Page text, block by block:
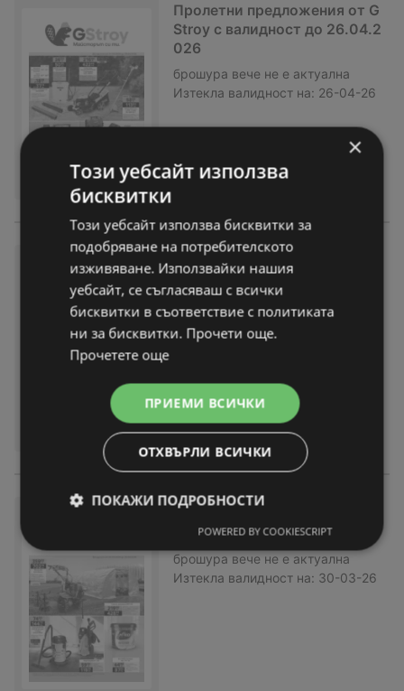
Пролетни предложения от G
Stroy с валидност до 26.04.2
026
брошура вече не е актуална
Изтекла валидност на: 26-04-26
Предложения от GStroy с ва
брошура вече не е актуална
Изтекла валидност на:
Предложения от GStroy с ва
лидност до 30.03.2026
брошура вече не е актуална
Изтекла валидност на: 30-03-26
×
Този уебсайт използва
бисквитки
Този уебсайт използва бисквитки за
подобряване на потребителското
изживяване. Използвайки нашия
уебсайт, се съгласяваш с всички
бисквитки в съответствие с политиката
ни за бисквитки. Прочети още.
Прочетете още
ПРИЕМИ ВСИЧКИ
ОТХВЪРЛИ ВСИЧКИ
ПОКАЖИ ПОДРОБНОСТИ
POWERED BY COOKIESCRIPT